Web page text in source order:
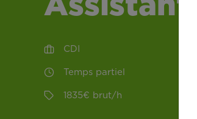
CDI
Temps partiel
1835€ brut/ h